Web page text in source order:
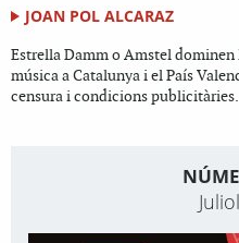
JOAN POL ALCARAZ
Estrella Damm o Amstel
música a Catalunya i el País
censura i condicions